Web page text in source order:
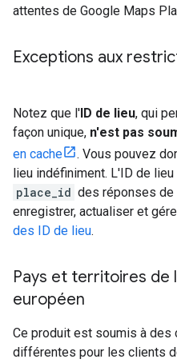
attentes de Google Maps
Exceptions aux
Notez que l'ID de lieu, qui
façon unique, n'est pas
en cache
. Vous pouvez
lieu indéfiniment. L'ID de
place_id des réponses de
enregistrer, actualiser et
des ID de lieu.
Pays et territoires de
européen
Ce produit est soumis à
différentes pour les clients